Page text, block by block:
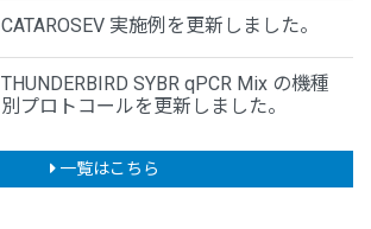
CATAROSEV 実施例を更新しました。
THUNDERBIRD SYBR qPCR Mix の機種
別プロトコールを更新しました。
一覧はこちら